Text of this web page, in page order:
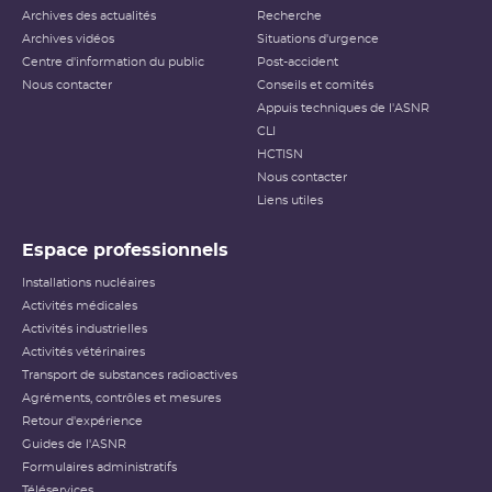
sûreté ou de la
. Cette échelle est
applicable aux événements survenant sur les INB et aux
événements ayant des conséquences, potentielles ou
réelles, sur la radioprotection du public et des travailleurs.
Elle ne s’applique pas aux événements ayant un impact
habituellement utilisés pour classer les événements
reçue notamment) n’étant pas applicables dans ce
Échelle INES pour le
classement des incidents et
Archives des actualités
Archives vidéos
Centre d'information du public
Nous contacter
Recherche
Situations d'urgence
Post-accident
Conseils et comités
Appuis techniques de l'ASNR
CLI
HCTISN
Nous contacter
Liens utiles
Espace professionnels
Installations nucléaires
Activités médicales
Activités industrielles
Activités vétérinaires
Transport de substances radioactives
Agréments, contrôles et mesures
Retour d'expérience
Guides de l'ASNR
Formulaires administratifs